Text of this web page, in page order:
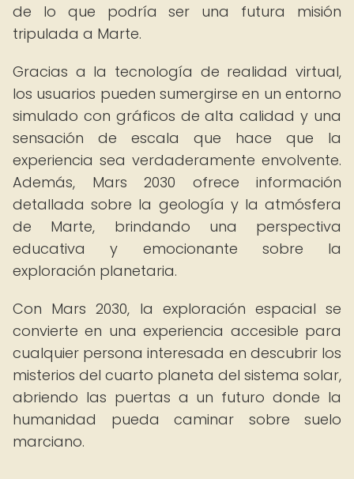
de lo que podría ser una futura misión
tripulada a Marte.
Gracias a la tecnología de realidad virtual,
los usuarios pueden sumergirse en un entorno
simulado con gráficos de alta calidad y una
sensación de escala que hace que la
experiencia sea verdaderamente envolvente.
Además, Mars 2030 ofrece información
detallada sobre la geología y la atmósfera
de Marte, brindando una perspectiva
educativa y emocionante sobre la
exploración planetaria.
Con Mars 2030, la exploración espacial se
convierte en una experiencia accesible para
cualquier persona interesada en descubrir los
misterios del cuarto planeta del sistema solar,
abriendo las puertas a un futuro donde la
humanidad pueda caminar sobre suelo
marciano.